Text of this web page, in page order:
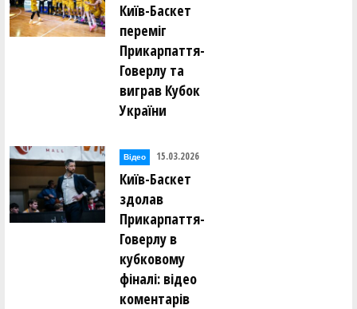
Київ-Баскет
переміг
Прикарпаття-
Говерлу та
виграв Кубок
України
Відео 15.03.2026
Київ-Баскет
здолав
Прикарпаття-
Говерлу в
кубковому
фіналі: відео
коментарів